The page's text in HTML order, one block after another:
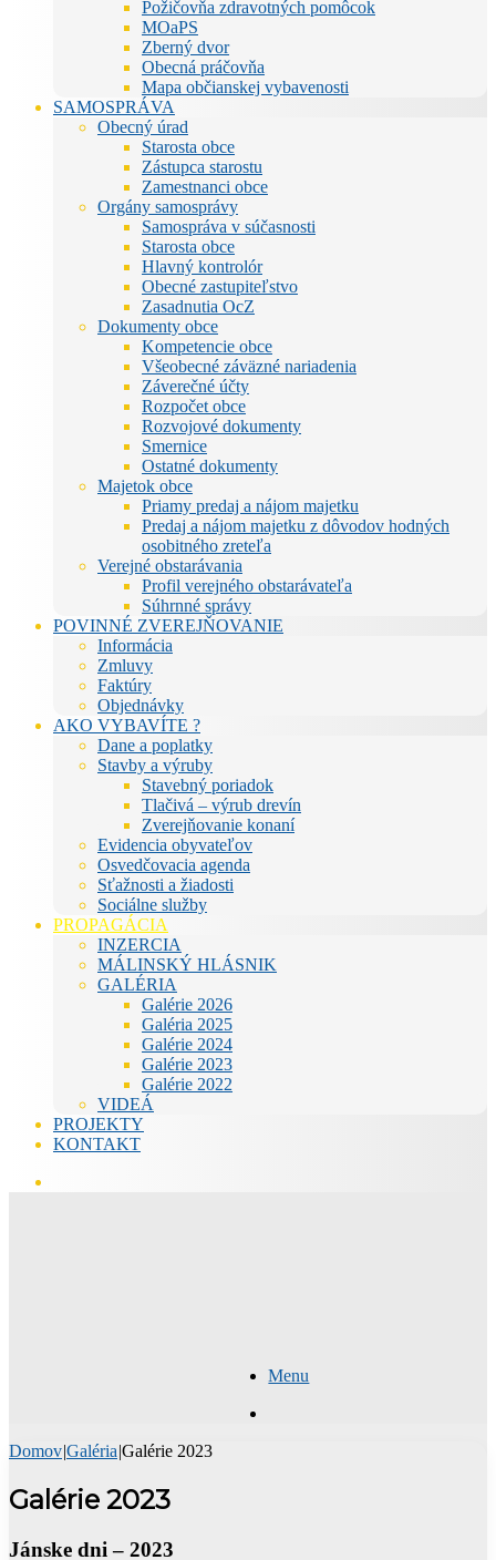
Požičovňa zdravotných pomôcok
MOaPS
Zberný dvor
Obecná práčovňa
Mapa občianskej vybavenosti
SAMOSPRÁVA
Obecný úrad
Starosta obce
Zástupca starostu
Zamestnanci obce
Orgány samosprávy
Samospráva v súčasnosti
Starosta obce
Hlavný kontrolór
Obecné zastupiteľstvo
Zasadnutia OcZ
Dokumenty obce
Kompetencie obce
Všeobecné záväzné nariadenia
Záverečné účty
Rozpočet obce
Rozvojové dokumenty
Smernice
Ostatné dokumenty
Majetok obce
Priamy predaj a nájom majetku
Predaj a nájom majetku z dôvodov hodných
osobitného zreteľa
Verejné obstarávania
Profil verejného obstarávateľa
Súhrnné správy
POVINNÉ ZVEREJŇOVANIE
Informácia
Zmluvy
Faktúry
Objednávky
AKO VYBAVÍTE ?
Dane a poplatky
Stavby a výruby
Stavebný poriadok
Tlačivá – výrub drevín
Zverejňovanie konaní
Evidencia obyvateľov
Osvedčovacia agenda
Sťažnosti a žiadosti
Sociálne služby
PROPAGÁCIA
INZERCIA
MÁLINSKÝ HLÁSNIK
GALÉRIA
Galérie 2026
Galéria 2025
Galérie 2024
Galérie 2023
Galérie 2022
VIDEÁ
PROJEKTY
KONTAKT
Menu
Domov|Galéria|Galérie 2023
Galérie 2023
Jánske dni – 2023